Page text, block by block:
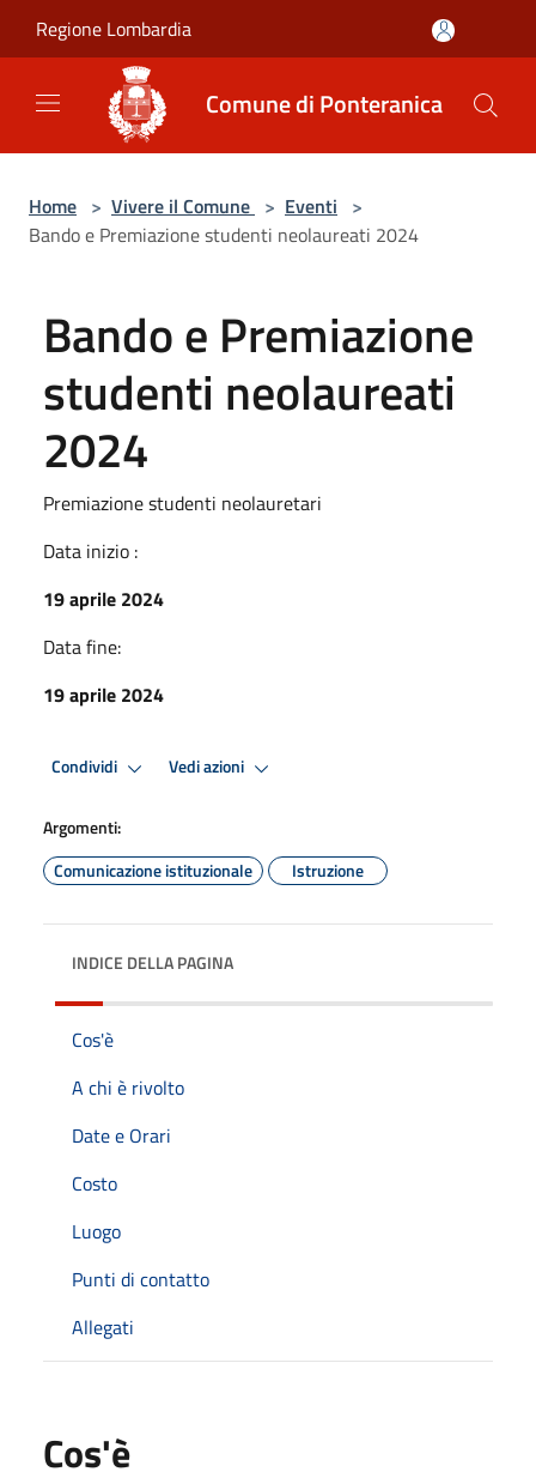
Regione Lombardia
Comune di Ponteranica
Home > Vivere il Comune > Eventi >
Bando e Premiazione studenti neolaureati 2024
Bando e Premiazione
studenti neolaureati
2024
Premiazione studenti neolauretari
Data inizio :
19 aprile 2024
Data fine:
19 aprile 2024
Condividi Vedi azioni
Argomenti:
Comunicazione istituzionale
Istruzione
INDICE DELLA PAGINA
Cos'è
A chi è rivolto
Date e Orari
Costo
Luogo
Punti di contatto
Allegati
Cos'è